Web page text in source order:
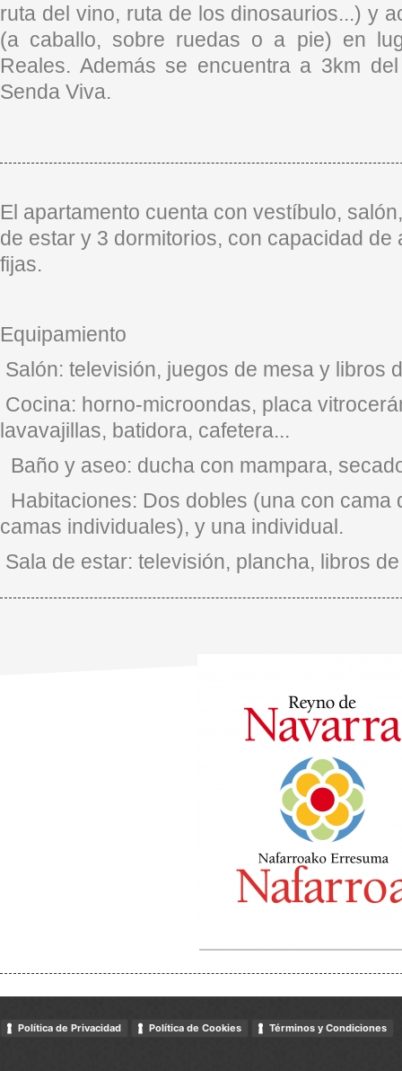
ruta del vino, ruta de los dinosaurios...) y
(a caballo, sobre ruedas o a pie) en
Reales. Además se encuentra a 3km
Senda Viva.
El apartamento cuenta con vestíbulo,
de estar y 3 dormitorios, con capacidad de
fijas.
Equipamiento
Salón: televisión, juegos de mesa y libros
Cocina: horno-microondas, placa
lavavajillas, batidora, cafetera...
Baño y aseo: ducha con mampara,
Habitaciones: Dos dobles (una con cama
camas individuales), y una individual.
Sala de estar: televisión, plancha, libros
Política de Privacidad Política de Cookies Términos y Condiciones